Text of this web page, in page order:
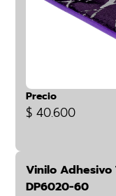
Precio
$ 40.600
Vinilo Adhesivo
DP6020-60